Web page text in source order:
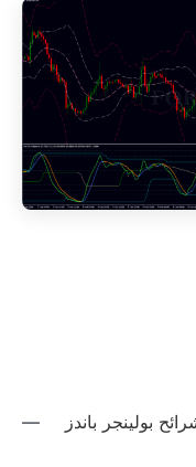
بولينجر باندز